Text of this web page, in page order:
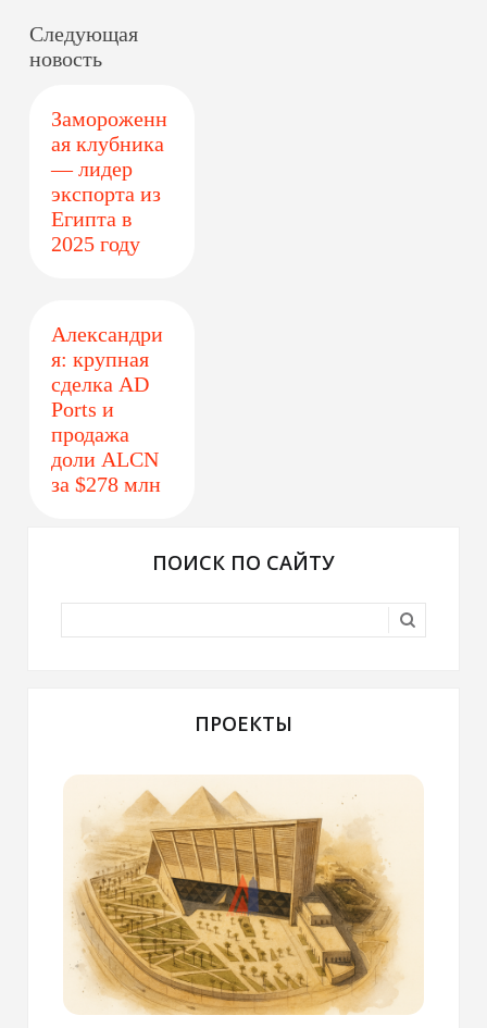
Следующая
новость
Замороженн
ая клубника
— лидер
экспорта из
Египта в
2025 году
Александри
я: крупная
сделка AD
Ports и
продажа
доли ALCN
за $278 млн
ПОИСК ПО САЙТУ
ПРОЕКТЫ